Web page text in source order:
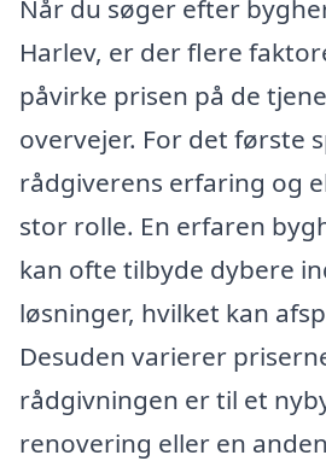
Når du søger efter
Harlev, er der flere
påvirke prisen på de
overvejer. For det første
rådgiverens erfaring og
stor rolle. En erfaren
kan ofte tilbyde dybere
løsninger, hvilket kan
Desuden varierer
rådgivningen er til et
renovering eller en